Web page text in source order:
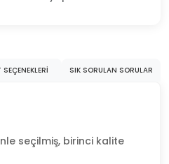
SIK SORULAN SORULAR
seçilmiş, birinci kalite